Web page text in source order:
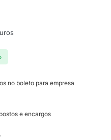
no boleto para empresa
e encargos